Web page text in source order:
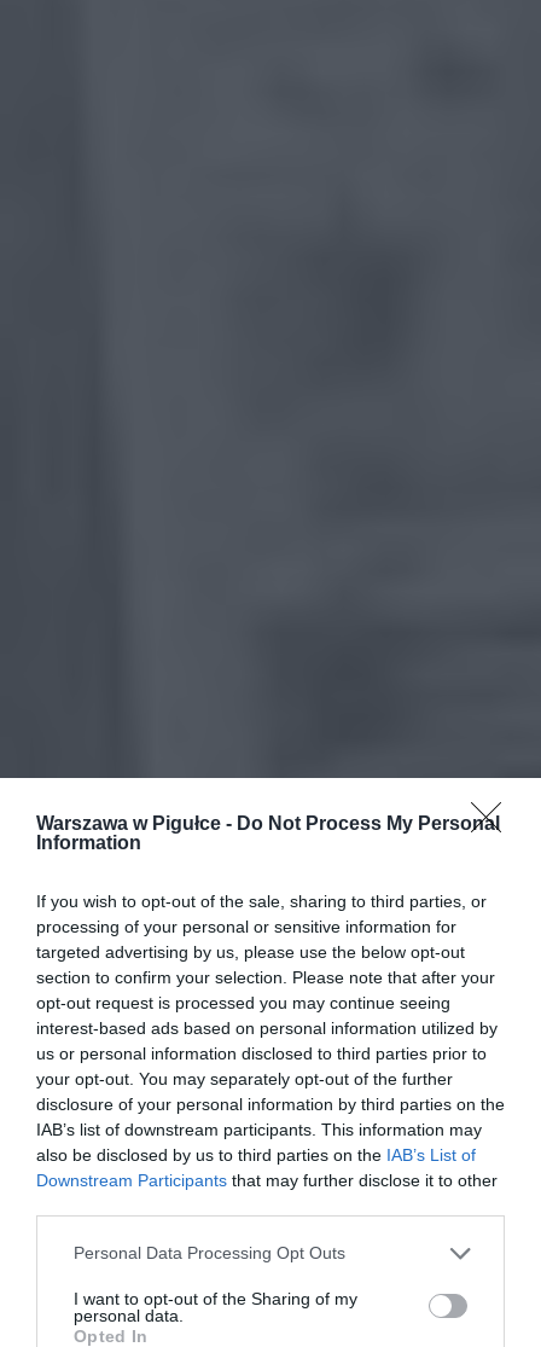
Warszawa w Pigułce - Do Not Process My Personal
Information
If you wish to opt-out of the sale, sharing to third parties, or
processing of your personal or sensitive information for
targeted advertising by us, please use the below opt-out
section to confirm your selection. Please note that after your
opt-out request is processed you may continue seeing
interest-based ads based on personal information utilized by
us or personal information disclosed to third parties prior to
your opt-out. You may separately opt-out of the further
disclosure of your personal information by third parties on the
IAB’s list of downstream participants. This information may
also be disclosed by us to third parties on the IAB’s List of
Downstream Participants that may further disclose it to other
Personal Data Processing Opt Outs
I want to opt-out of the Sharing of my
personal data.
Opted In